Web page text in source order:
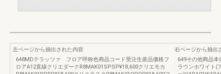
左ページから抽出された内容
648MDテラッツァ フロア呼称色商品コード受注生産品価格フ
ロアA12直線クリエダークR8MAK01SPSP¥18,600クリエモカ
右ページから抽出
649その他商
ラウンホワイト(